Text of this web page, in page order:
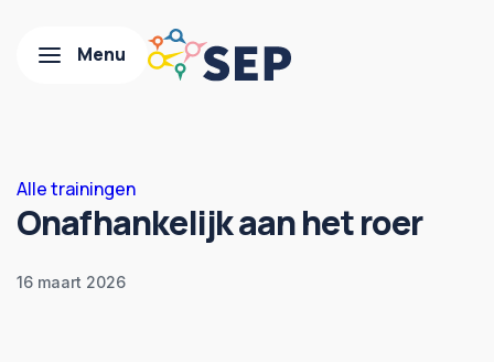
Alle trainingen
Onafhankelijk aan het roer
16 maart 2026